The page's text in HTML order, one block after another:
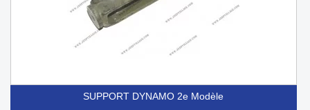
SUPPORT DYNAMO 2e Modèle